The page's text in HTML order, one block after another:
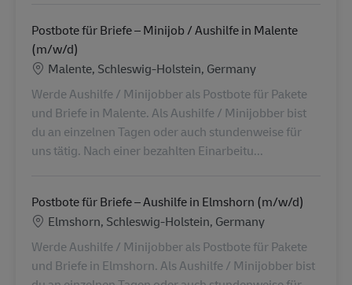
Postbote für Briefe – Minijob / Aushilfe in Malente
(m/w/d)
LocatieMalente, Schleswig-Holstein, Germany
Werde Aushilfe / Minijobber als Postbote für Pakete
und Briefe in Malente. Als Aushilfe / Minijobber bist
du an einzelnen Tagen oder auch stundenweise für
uns tätig. Nach einer bezahlten Einarbeitu...
Postbote für Briefe – Aushilfe in Elmshorn (m/w/d)
Locatie
Elmshorn, Schleswig-Holstein, Germany
Werde Aushilfe / Minijobber als Postbote für Pakete
und Briefe in Elmshorn. Als Aushilfe / Minijobber bist